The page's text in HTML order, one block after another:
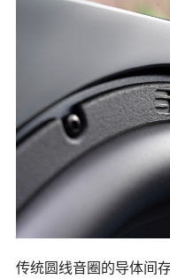
传统圆线音圈的导体间